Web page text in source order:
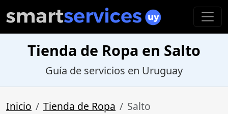
Tienda de Ropa en Salto
Guía de servicios en Uruguay
Inicio Tienda de Ropa Salto